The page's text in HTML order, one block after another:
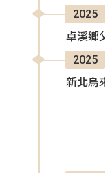
2025
卓溪鄉
2025
新北烏